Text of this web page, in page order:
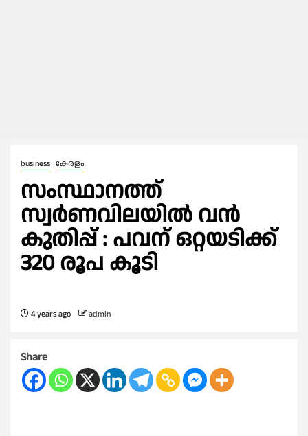
business കേരളം
സംസ്ഥാനത്ത്‌
സ്വർണവിലയിൽ വൻ
കുതിപ്പ് : പവന് ഒറ്റയടിക്ക്
320 രൂപ കൂടി
4 years ago admin
Share